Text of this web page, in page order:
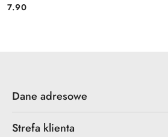
Cena:
7.90
Dane adresowe
Strefa klienta